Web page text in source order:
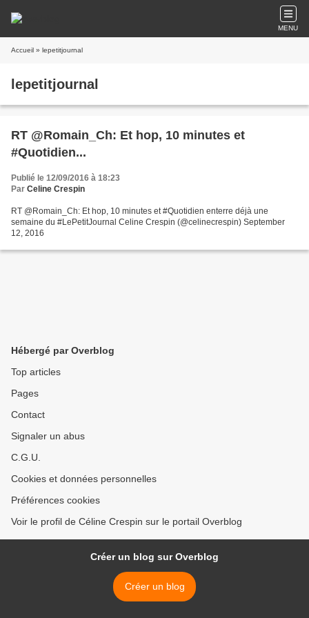
MENU
Accueil » lepetitjournal
lepetitjournal
RT @Romain_Ch: Et hop, 10 minutes et
#Quotidien...
Publié le 12/09/2016 à 18:23
Par Celine Crespin
RT @Romain_Ch: Et hop, 10 minutes et #Quotidien enterre déjà une
semaine du #LePetitJournal Celine Crespin (@celinecrespin) September
12, 2016
Hébergé par Overblog
Top articles
Pages
Contact
Signaler un abus
C.G.U.
Cookies et données personnelles
Préférences cookies
Voir le profil de Céline Crespin sur le portail Overblog
Créer un blog sur Overblog
Créer un blog